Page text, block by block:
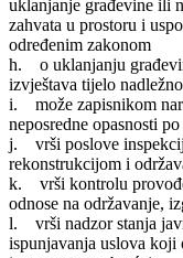
uklanjanje građevine ili
zahvata u prostoru i
određenim zakonom
h. o uklanjanju
izvještava tijelo
i. može zapisnikom
neposredne opasnosti
j. vrši poslove
rekonstrukcijom i
k. vrši kontrolu
odnose na održavanje,
l. vrši nadzor stanja
ispunjavanja uslova koji